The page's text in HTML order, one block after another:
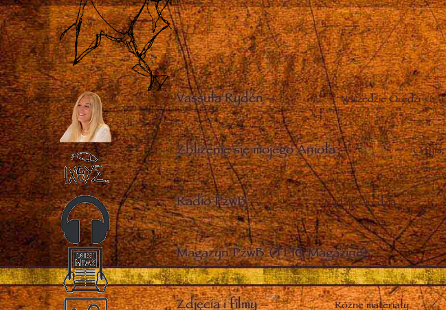
Vassula Rydén– Narzędzie Orędzi
Zbliżenie się mojego Anioła– O tym,
Radio PżwB– Nadaje Orędzia
Magazyn PżwB (TLIG Magazine)–
Zdjęcia i filmy– Różne materiały